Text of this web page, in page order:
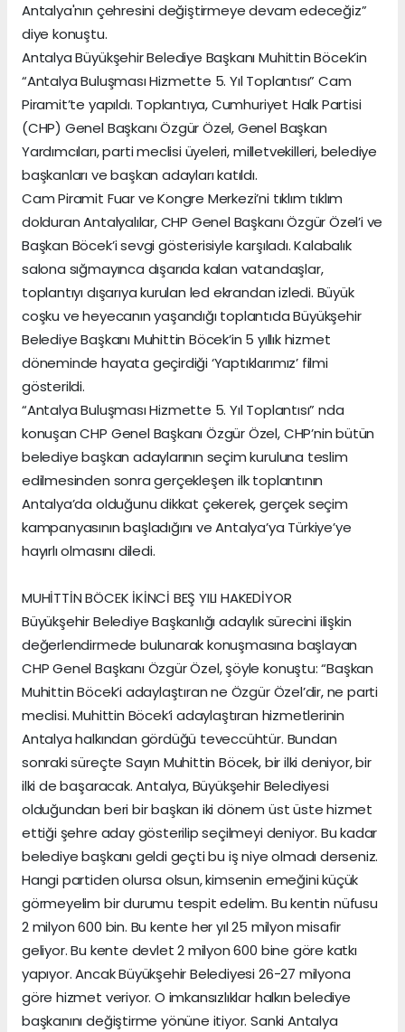
Antalya'nın çehresini değiştirmeye devam edeceğiz”
diye konuştu.
Antalya Büyükşehir Belediye Başkanı Muhittin Böcek’in
“Antalya Buluşması Hizmette 5. Yıl Toplantısı” Cam
Piramit’te yapıldı. Toplantıya, Cumhuriyet Halk Partisi
(CHP) Genel Başkanı Özgür Özel, Genel Başkan
Yardımcıları, parti meclisi üyeleri, milletvekilleri, belediye
başkanları ve başkan adayları katıldı.
Cam Piramit Fuar ve Kongre Merkezi’ni tıklım tıklım
dolduran Antalyalılar, CHP Genel Başkanı Özgür Özel’i ve
Başkan Böcek’i sevgi gösterisiyle karşıladı. Kalabalık
salona sığmayınca dışarıda kalan vatandaşlar,
toplantıyı dışarıya kurulan led ekrandan izledi. Büyük
coşku ve heyecanın yaşandığı toplantıda Büyükşehir
Belediye Başkanı Muhittin Böcek’in 5 yıllık hizmet
döneminde hayata geçirdiği ‘Yaptıklarımız’ filmi
gösterildi.
“Antalya Buluşması Hizmette 5. Yıl Toplantısı” nda
konuşan CHP Genel Başkanı Özgür Özel, CHP’nin bütün
belediye başkan adaylarının seçim kuruluna teslim
edilmesinden sonra gerçekleşen ilk toplantının
Antalya’da olduğunu dikkat çekerek, gerçek seçim
kampanyasının başladığını ve Antalya’ya Türkiye’ye
hayırlı olmasını diledi.
MUHİTTİN BÖCEK İKİNCİ BEŞ YILI HAKEDİYOR
Büyükşehir Belediye Başkanlığı adaylık sürecini ilişkin
değerlendirmede bulunarak konuşmasına başlayan
CHP Genel Başkanı Özgür Özel, şöyle konuştu: “Başkan
Muhittin Böcek’i adaylaştıran ne Özgür Özel’dir, ne parti
meclisi. Muhittin Böcek’i adaylaştıran hizmetlerinin
Antalya halkından gördüğü teveccühtür. Bundan
sonraki süreçte Sayın Muhittin Böcek, bir ilki deniyor, bir
ilki de başaracak. Antalya, Büyükşehir Belediyesi
olduğundan beri bir başkan iki dönem üst üste hizmet
ettiği şehre aday gösterilip seçilmeyi deniyor. Bu kadar
belediye başkanı geldi geçti bu iş niye olmadı derseniz.
Hangi partiden olursa olsun, kimsenin emeğini küçük
görmeyelim bir durumu tespit edelim. Bu kentin nüfusu
2 milyon 600 bin. Bu kente her yıl 25 milyon misafir
geliyor. Bu kente devlet 2 milyon 600 bine göre katkı
yapıyor. Ancak Büyükşehir Belediyesi 26-27 milyona
göre hizmet veriyor. O imkansızlıklar halkın belediye
başkanını değiştirme yönüne itiyor. Sanki Antalya